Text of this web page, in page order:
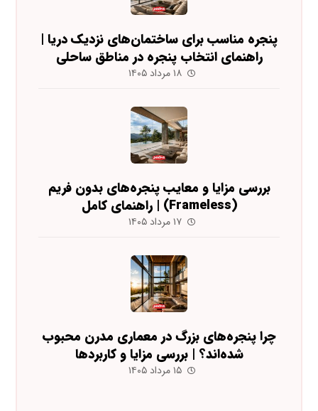
پنجره مناسب برای ساختمان‌های نزدیک دریا |
راهنمای انتخاب پنجره در مناطق ساحلی
۱۸ مرداد ۱۴۰۵
بررسی مزایا و معایب پنجره‌های بدون فریم
(Frameless) | راهنمای کامل
۱۷ مرداد ۱۴۰۵
چرا پنجره‌های بزرگ در معماری مدرن محبوب
شده‌اند؟ | بررسی مزایا و کاربردها
۱۵ مرداد ۱۴۰۵